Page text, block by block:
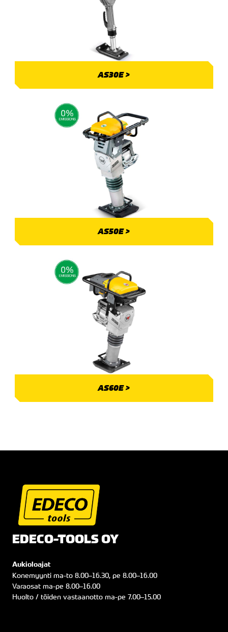
AS30E >
AS50E >
AS60E >
EDECO-TOOLS OY
Aukioloajat
Konemyynti ma-to 8.00–16.30, pe 8.00–16.00
Varaosat ma-pe 8.00–16.00
Huolto / töiden vastaanotto ma-pe 7.00–15.00